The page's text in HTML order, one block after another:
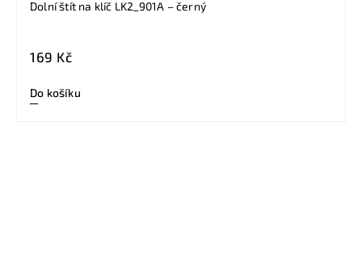
Dolní štít na klíč LK2_901A – černý
169 Kč
Do košíku